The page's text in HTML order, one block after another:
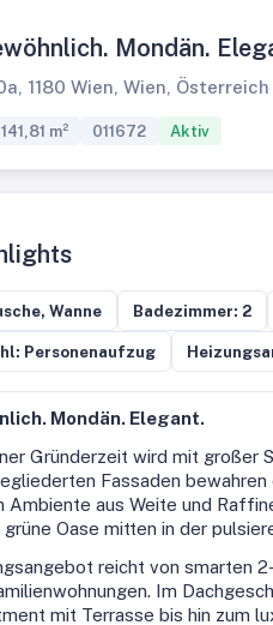
Mondän.
1180 Wien, Wien, Österreich
m² 011672 Aktiv
Wanne Badezimmer: 2
Personenaufzug
Mondän. Elegant.
Gründerzeit wird mit großer
Fassaden
Ambiente aus Weite und
Oase mitten in der
reicht von smarten
Im
mit Terrasse bis hin zum